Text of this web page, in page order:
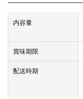
内容量
賞味期限
配送時期